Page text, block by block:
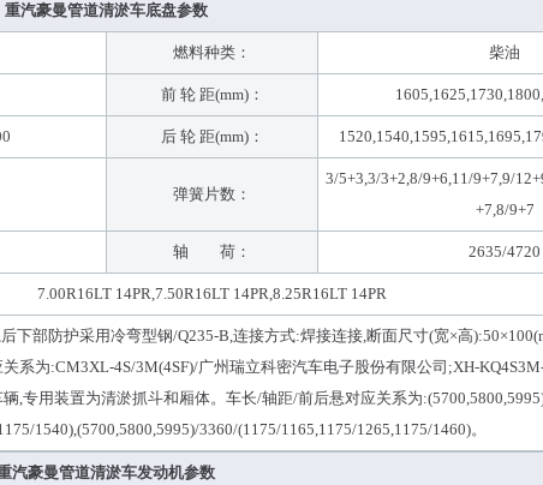
重汽豪曼管道清淤车底盘参数
燃料种类： 柴油
前 轮 距(mm)：
后 轮 距(mm)：
弹簧片数：
3/5+3,3/3+2,8/9+6,11/9+7,9/
+7,8/9+7
轴 荷： 2635/4720
7.00R16LT 14PR,7.50R16LT 14PR,8.25R16LT 14PR
下部防护采用冷弯型钢/Q235-B,连接方式:焊接连接,断面尺寸(宽×高
系为:CM3XL-4S/3M(4SF)/广州瑞立科密汽车电子股份有限公司;XH-
,专用装置为清淤抓斗和厢体。车长/轴距/前后悬对应关系为
1540),(5700,5800,5995)/3360/(1175/1165,1175/1265,1175/1460)。
汽豪曼管道清淤车发动机参数